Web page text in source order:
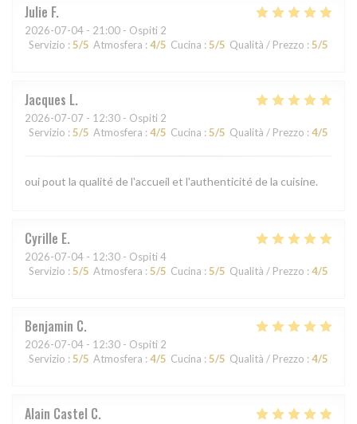
Julie F
2026-07-04 - 21:00 - Ospiti 2
Servizio : 5/5 Atmosfera : 4/5 Cucina : 5/5 Qualità / Prezzo : 5/5
Jacques L
2026-07-07 - 12:30 - Ospiti 2
Servizio : 5/5 Atmosfera : 4/5 Cucina : 5/5 Qualità / Prezzo : 4/5
oui pout la qualité de l'accueil et l'authenticité de la cuisine.
Cyrille E
2026-07-04 - 12:30 - Ospiti 4
Servizio : 5/5 Atmosfera : 5/5 Cucina : 5/5 Qualità / Prezzo : 4/5
Benjamin C
2026-07-04 - 12:30 - Ospiti 2
Servizio : 5/5 Atmosfera : 4/5 Cucina : 5/5 Qualità / Prezzo : 4/5
Alain Castel C